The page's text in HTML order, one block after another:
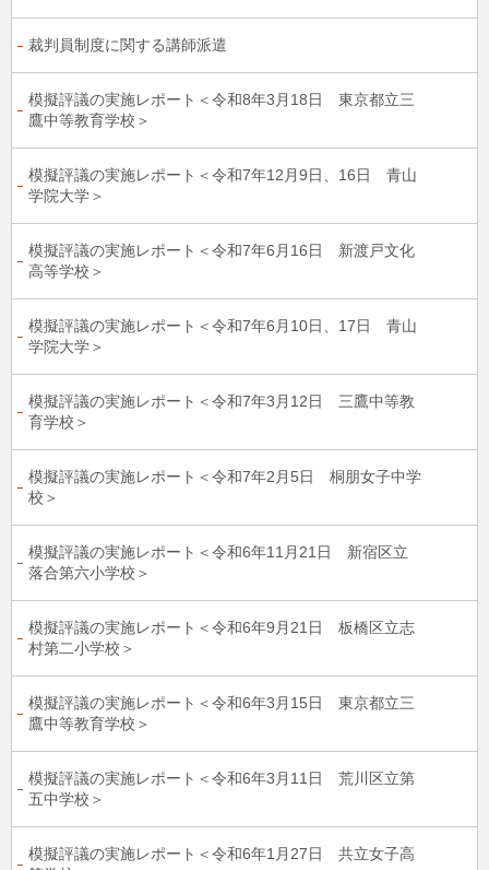
裁判員制度に関する講師派遣
模擬評議の実施レポート＜令和8年3月18日 東京都立三
鷹中等教育学校＞
模擬評議の実施レポート＜令和7年12月9日、16日 青山
学院大学＞
模擬評議の実施レポート＜令和7年6月16日 新渡戸文化
高等学校＞
模擬評議の実施レポート＜令和7年6月10日、17日 青山
学院大学＞
模擬評議の実施レポート＜令和7年3月12日 三鷹中等教
育学校＞
模擬評議の実施レポート＜令和7年2月5日 桐朋女子中学
校＞
模擬評議の実施レポート＜令和6年11月21日 新宿区立
落合第六小学校＞
模擬評議の実施レポート＜令和6年9月21日 板橋区立志
村第二小学校＞
模擬評議の実施レポート＜令和6年3月15日 東京都立三
鷹中等教育学校＞
模擬評議の実施レポート＜令和6年3月11日 荒川区立第
五中学校＞
模擬評議の実施レポート＜令和6年1月27日 共立女子高